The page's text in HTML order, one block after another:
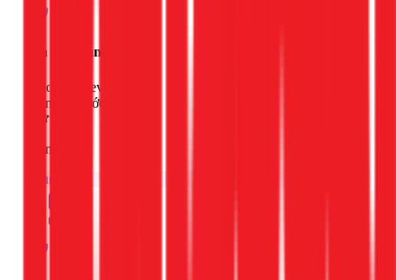
Son Le khanh Manh
Google Review
3 ngày trước
nhanh gọn
Chung